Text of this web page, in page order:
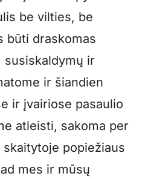
be vilties, be
būti draskomas
susiskaldymų ir
ir šiandien
ir įvairiose pasaulio
atleisti, sakoma per
popiežiaus
mes ir mūsų